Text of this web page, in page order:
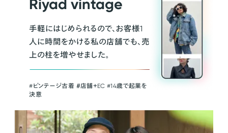
Riyad vintage
手軽にはじめられるので、お客様1
人に時間をかける私の店舗でも、売
上の柱を増やせました。
#ビンテージ古着 ＃店舗＋EC #14歳で起業を
決意